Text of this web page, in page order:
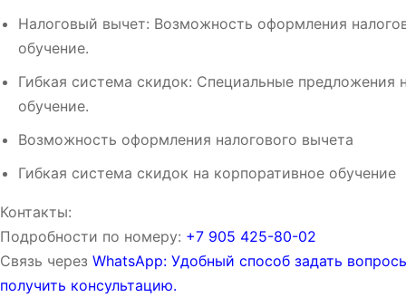
Налоговый вычет: Возможность оформления
обучение.
Гибкая система скидок: Специальные предложения
обучение.
Возможность оформления налогового вычета
Гибкая система скидок на корпоративное обучение
Контакты:
Подробности по номеру: ‪‪+7 905 425-80-02‬‬
Связь через WhatsApp: Удобный способ задать
получить консультацию.